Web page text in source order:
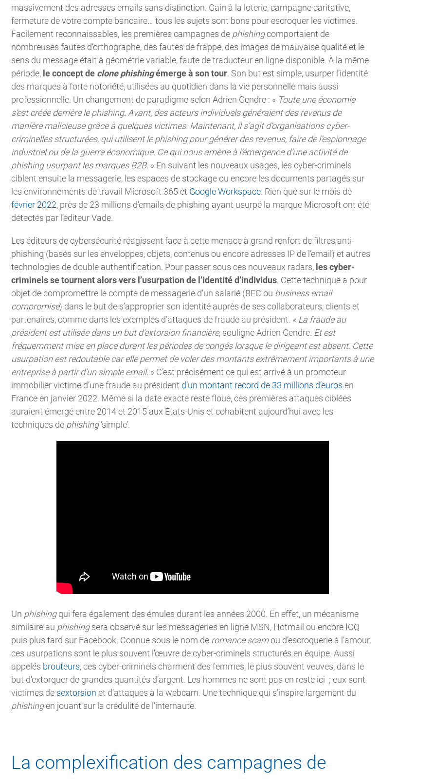
massivement des adresses emails sans distinction. Gain à la loterie, campagne caritative,
fermeture de votre compte bancaire… tous les sujets sont bons pour escroquer les victimes.
Facilement reconnaissables, les premières campagnes de phishingcomportaient de
nombreuses fautes d’orthographe, des fautes de frappe, des images de mauvaise qualité et le
sens du message était à géométrie variable, faute de traducteur en ligne disponible. À la même
période, le concept de clone phishingémerge à son tour. Son but est simple, usurper l’identité
des marques à forte notoriété, utilisées au quotidien dans la vie personnelle mais aussi
professionnelle. Un changement de paradigme selon Adrien Gendre : « Toute une économie
s’est créée derrière le phishing. Avant, des acteurs individuels généraient des revenus de
manière malicieuse grâce à quelques victimes. Maintenant, il s’agit d’organisations cyber-
criminelles structurées, qui utilisent le phishing pour générer des revenus, faire de l’espionnage
industriel ou de la guerre économique. Ce qui nous amène à l’émergence d’une activité de
phishing usurpant les marques B2B. » En suivant les nouveaux usages, les cyber-criminels
ciblent ensuite la messagerie, les espaces de stockage ou encore les documents partagés sur
les environnements de travail Microsoft 365 et Google Workspace. Rien que sur le mois de
février 2022, près de 23 millions d’emails de phishing ayant usurpé la marque Microsoft ont été
détectés par l’éditeur Vade.
Les éditeurs de cybersécurité réagissent face à cette menace à grand renfort de filtres anti-
phishing (basés sur les enveloppes, objets, contenus ou encore adresses IP de l’email) et autres
technologies de double authentification. Pour passer sous ces nouveaux radars, les cyber-
criminels se tournent alors vers l’usurpation de l’identité d’individus. Cette technique a pour
objet de compromettre le compte de messagerie d’un salarié (BEC ou business email
compromise) dans le but de s’approprier son identité auprès de ses collaborateurs, clients et
partenaires, comme dans les exemples d’attaques de fraude au président. « La fraude au
président est utilisée dans un but d'extorsion financière, souligne Adrien Gendre. Et est
fréquemment mise en place durant les périodes de congés lorsque le dirigeant est absent. Cette
usurpation est redoutable car elle permet de voler des montants extrêmement importants à une
entreprise à partir d’un simple email. » C’est précisément ce qui est arrivé à un promoteur
immobilier victime d’une fraude au président d’un montant record de 33 millions d’euros en
France en janvier 2022. Même si la date exacte reste floue, ces premières attaques ciblées
auraient émergé entre 2014 et 2015 aux États-Unis et cohabitent aujourd’hui avec les
techniques de phishing‘simple’.
Un phishingqui fera également des émules durant les années 2000. En effet, un mécanisme
similaire au phishingsera observé sur les messageries en ligne MSN, Hotmail ou encore ICQ
puis plus tard sur Facebook. Connue sous le nom de romance scamou d’escroquerie à l’amour,
ces usurpations sont le plus souvent l'œuvre de cyber-criminels structurés en équipe. Aussi
appelés brouteurs, ces cyber-criminels charment des femmes, le plus souvent veuves, dans le
but d'extorquer de grandes quantités d’argent. Les hommes ne sont pas en reste ici ; eux sont
victimes de sextorsion et d’attaques à la webcam. Une technique qui s’inspire largement du
phishingen jouant sur la crédulité de l’internaute.
La complexification des campagnes de